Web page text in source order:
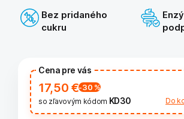
Bez pridaného
cukru
Cena pre vás
17,50 €-30 %
so zľavovým kódom KD30 Do